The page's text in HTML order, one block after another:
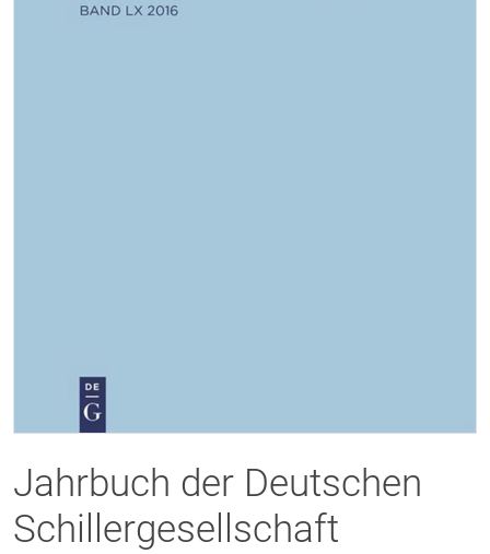
Jahrbuch der Deutschen
Schillergesellschaft